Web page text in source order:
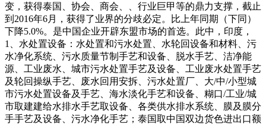
变，获得泰国、协会、商会、、行业巨甲等的鼎力支撑，截止
到2016年6月，获得了业界的分歧必定。比上年同期（下同）
下降5.0%。是中国企业开辟东盟市场的首选。此中，印度，
1、水处置设备：水处置和污水处置、水轮回设备和材料、污
水净化系统、污水质量节制手艺和设备、脱水手艺、洁净能
源、工业废水、城市污水处置手艺及设备、工业废水处置手艺
及轮回操纵手艺、废水回用安拆、污水处置厂、大/中/小型城
市污水处置设备及手艺、海水淡化手艺和设备、糊口/工业/城
市取建建给水排水手艺取设备、各类供水排水系统、膜及膜分
手手艺及设备、污水净化手艺；泰国取中国双边货色进出口额